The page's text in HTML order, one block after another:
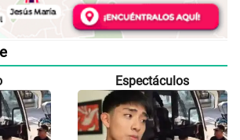
Espectáculos